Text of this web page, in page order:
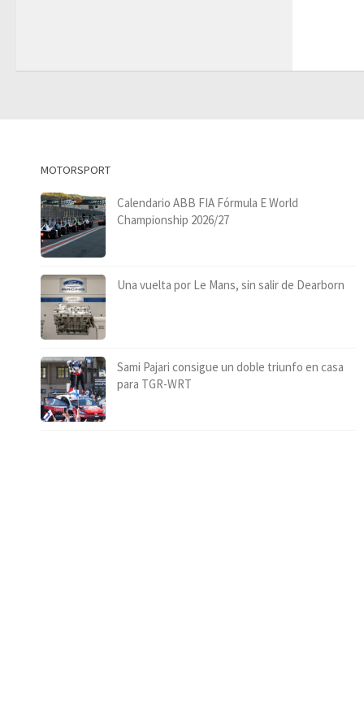
MOTORSPORT
Calendario ABB FIA Fórmula E World
Championship 2026/27
Una vuelta por Le Mans, sin salir de Dearborn
Sami Pajari consigue un doble triunfo en casa
para TGR-WRT